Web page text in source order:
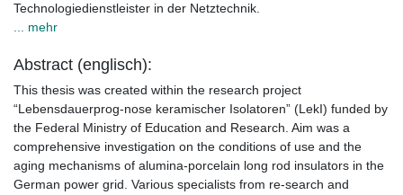
Technologiedienstleister in der Netztechnik.
... mehr
Abstract (englisch):
This thesis was created within the research project
“Lebensdauerprog-nose keramischer Isolatoren” (LekI) funded by
the Federal Ministry of Education and Research. Aim was a
comprehensive investigation on the conditions of use and the
aging mechanisms of alumina-porcelain long rod insulators in the
German power grid. Various specialists from re-search and